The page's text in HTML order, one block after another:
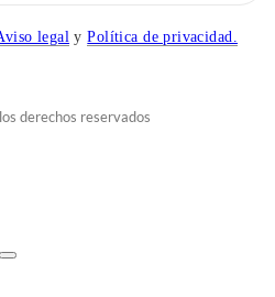
legal yPolítica de privacidad.
derechos reservados